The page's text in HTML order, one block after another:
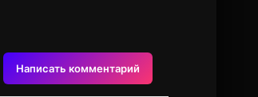
Написать комментарий